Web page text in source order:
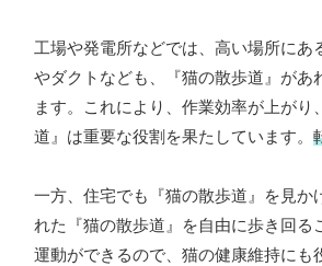
工場や発電所などでは、高い場所に
やダクトなども、『猫の散歩道』が
ます。これにより、作業効率が上が
道』は重要な役割を果たしています。
一方、住宅でも『猫の散歩道』を見か
れた『猫の散歩道』を自由に歩き回
運動ができるので、猫の健康維持に